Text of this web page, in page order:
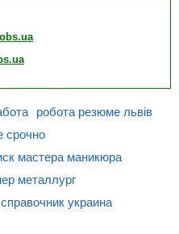
робота резюме львів
срочно
мастера маникюра
металлург
украина